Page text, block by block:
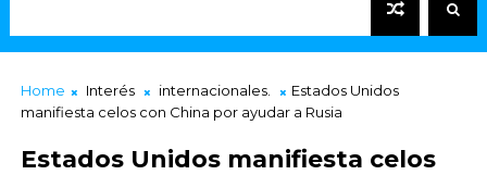
Home Interés internacionales.
Estados Unidos
manifiesta celos con China por ayudar a Rusia
Estados Unidos manifiesta celos